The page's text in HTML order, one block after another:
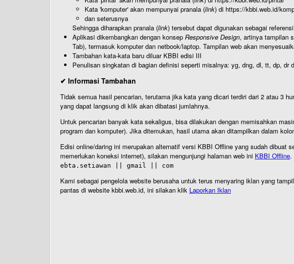
Kata 'komputer' akan mempunyai pranala (link) di https://kbbi.web.id/
dan seterusnya
Sehingga diharapkan pranala (link) tersebut dapat digunakan sebagai
Aplikasi dikembangkan dengan konsep Responsive Design, artinya tampilan
Tab), termasuk komputer dan netbook/laptop. Tampilan web akan
Tambahan kata-kata baru diluar KBBI edisi III
Penulisan singkatan di bagian definisi seperti misalnya: yg, dng, dl, tt, dp,
✔ Informasi Tambahan
Tidak semua hasil pencarian, terutama jika kata yang dicari terdiri dari 2 atau 3
yang dapat langsung di klik akan dibatasi jumlahnya.
Untuk pencarian banyak kata sekaligus, bisa dilakukan dengan memisahkan
program dan komputer). Jika ditemukan, hasil utama akan ditampilkan dalam
Edisi online/daring ini merupakan alternatif versi KBBI Offline yang sudah dibuat
memerlukan koneksi internet), silakan mengunjungi halaman web ini KBBI Offline.
ebta.setiawan || gmail || com
Kami sebagai pengelola website berusaha untuk terus menyaring iklan yang
pantas di website kbbi.web.id, ini silakan klik Laporkan Iklan